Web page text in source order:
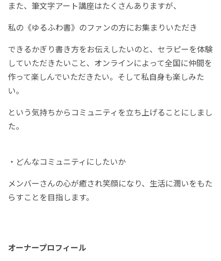
また、筆文字アート講座はたくさんありますが、
私の《ゆるふわ書》のファンの方にお集まりいただき
できるかぎり書き方をお伝えしたいのと、セラピーを体験
していただきたいこと、オンラインによって全国に仲間を
作って楽しんでいただきたい。そして私自身も楽しみた
い。
という気持ちからコミュニティを立ち上げることにしまし
た。
・どんなコミュニティにしたいか
メンバーさんの心が癒され笑顔になり、生活に潤いをもた
らすことを目指します。
オーナープロフィール